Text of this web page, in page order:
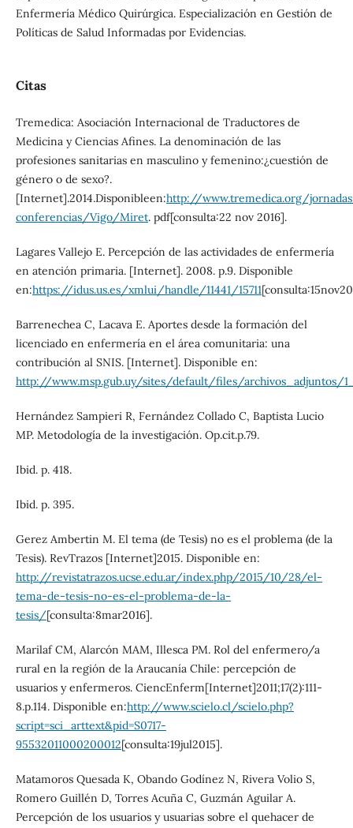
Enfermería Médico Quirúrgica. Especialización en Gestión de
Políticas de Salud Informadas por Evidencias.
Citas
Tremedica: Asociación Internacional de Traductores de
Medicina y Ciencias Afines. La denominación de las
profesiones sanitarias en masculino y femenino:¿cuestión de
género o de sexo?.
[Internet].2014.Disponibleen:http://www.tremedica.org/
conferencias/Vigo/Miret. pdf[consulta:22 nov 2016].
Lagares Vallejo E. Percepción de las actividades de enfermería
en atención primaria. [Internet]. 2008. p.9. Disponible
en:https://idus.us.es/xmlui/handle/11441/15711
Barrenechea C, Lacava E. Aportes desde la formación del
licenciado en enfermería en el área comunitaria: una
contribución al SNIS. [Internet]. Disponible en:
http://www.msp.gub.uy/sites/default/files/archivos_adjuntos/
Hernández Sampieri R, Fernández Collado C, Baptista Lucio
MP. Metodología de la investigación. Op.cit.p.79.
Ibid. p. 418.
Ibid. p. 395.
Gerez Ambertin M. El tema (de Tesis) no es el problema (de la
Tesis). RevTrazos [Internet]2015. Disponible en:
http://revistatrazos.ucse.edu.ar/index.php/2015/10/28/el-
tema-de-tesis-no-es-el-problema-de-la-
tesis/[consulta:8mar2016].
Marilaf CM, Alarcón MAM, Illesca PM. Rol del enfermero/a
rural en la región de la Araucanía Chile: percepción de
usuarios y enfermeros. CiencEnferm[Internet]2011;17(2):111-
8.p.114. Disponible en:http://www.scielo.cl/scielo.php?
script=sci_arttext&pid=S0717-
95532011000200012[consulta:19jul2015].
Matamoros Quesada K, Obando Godínez N, Rivera Volio S,
Romero Guillén D, Torres Acuña C, Guzmán Aguilar A.
Percepción de los usuarios y usuarias sobre el quehacer de